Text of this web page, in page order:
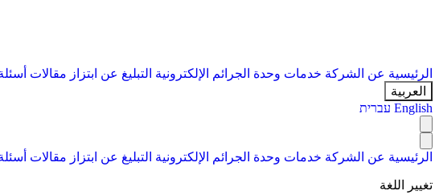
الرئيسية عن الشركة خدمات وحدة الجرائم الإلكترونية التبليغ عن ابتزاز مقالات
العربية
English עברית
الرئيسية عن الشركة خدمات وحدة الجرائم الإلكترونية التبليغ عن ابتزاز مقالات
تغيير اللغة